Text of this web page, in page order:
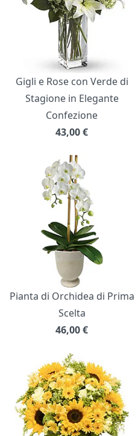
Gigli e Rose con Verde di
Stagione in Elegante
Confezione
43,00€
Pianta di Orchidea di Prima
Scelta
46,00€